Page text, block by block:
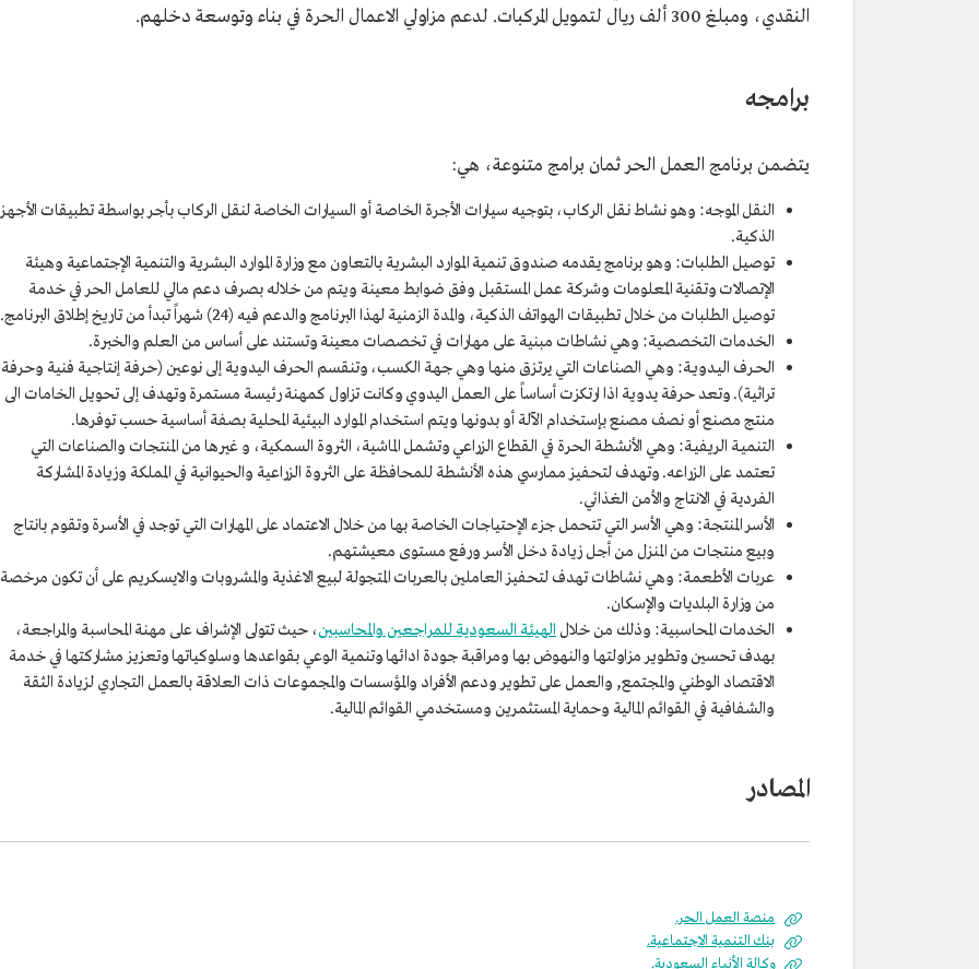
النقدي، ومبلغ 300 ألف ريال لتمويل المركبات. لدعم مزاولي الاعمال الحرة في بناء وتوسعة دخلهم.
برامجه
يتضمن برنامج العمل الحر ثمان برامج متنوعة، هي:
النقل الموجه: وهو نشاط نقل الركاب، بتوجيه سيارات الأجرة الخاصة أو السيارات الخاصة لنقل الركاب بأجر بواسطة تطبيقات
الذكية.
توصيل الطلبات: وهو برنامج يقدمه صندوق تنمية الموارد البشرية بالتعاون مع وزارة الموارد البشرية والتنمية الإجتماعية وهيئة
الإتصالات وتقنية المعلومات وشركة عمل المستقبل وفق ضوابط معينة ويتم من خلاله بصرف دعم مالي للعامل الحر في خدمة
توصيل الطلبات من خلال تطبيقات الهواتف الذكية، والمدة الزمنية لهذا البرنامج والدعم فيه (24) شهراً تبدأ من تاريخ إطلاق البرنامج.
الخدمات التخصصية: وهي نشاطات مبنية على مهارات في تخصصات معينة وتستند على أساس من العلم والخبرة.
الحـرف اليـدويـة: وهي الصناعات التي يرتزق منها وهي جهة الكسب، وتنقسم الحرف اليدوية إلى نوعين (حرفة إنتاجية فنية وحرفة
تراثية). وتعد حرفة يدوية اذا ارتكزت أساساً على العمل اليدوي وكانت تزاول كمهنة رئيسة مستمرة وتهدف إلى تحويل الخامات الى
منتج مصنع أو نصف مصنع بإستخدام الآلة أو بدونها ويتم استخدام الموارد البيئية المحلية بصفة أساسية حسب توفرها.
التنميـة الريفيـة: وهي الأنشطة الحرة في القطاع الزراعي وتشمل الماشية، الثروة السمكية، و غيرها من المنتجات والصناعات التي
تعتمد على الزراعه. وتهدف لتحفيز ممارسي هذه الأنشطة للمحافظة على الثروة الزراعية والحيوانية في المملكة وزيادة المشاركة
الفردية في الانتاج والأمن الغذائي.
الأسر المنتجة: وهي الأسر التي تتحمل جزء الإحتياجات الخاصة بها من خلال الاعتماد على المهارات التي توجد في الأسرة وتقوم بانتاج
وبيع منتجات من المنزل من أجل زيادة دخل الأسر ورفع مستوى معيشتهم.
عربات الأطعمة: وهي نشاطات تهدف لتحفيز العاملين بالعربات المتجولة لبيع الاغذية والمشروبات والايسكريم على أن تكون مرخصة
من وزارة البلديات والإسكان.
الخدمات المحاسبية: وذلك من خلال الهيئة السعودية للمراجعين والمحاسبين، حيث تتولى الإشراف على مهنة المحاسبة والمراجعة،
بهدف تحسين وتطوير مزاولتها والنهوض بها ومراقبة جودة ادائها وتنمية الوعي بقواعدها وسلوكياتها وتعزيز مشاركتها في خدمة
الاقتصاد الوطني والمجتمع, والعمل على تطوير ودعم الأفراد والمؤسسات والمجموعات ذات العلاقة بالعمل التجاري لزيادة الثقة
والشفافية في القوائم المالية وحماية المستثمرين ومستخدمي القوائم المالية.
المصادر
منصة العمل الحر.
بنك التنمية الاجتماعية.
وكالة الأنباء السعودية.